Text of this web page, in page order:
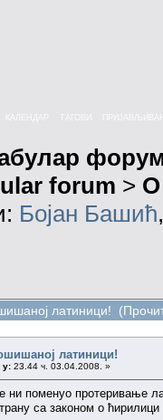
КАЛЕНДАР
forum > О
Бојан Башић
латиници!
латиници!
у: 23.44 ч. 03.04.2008. »
ни поменуо протеривање
са законом о